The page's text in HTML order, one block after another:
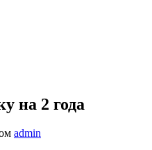
на 2 года
admin